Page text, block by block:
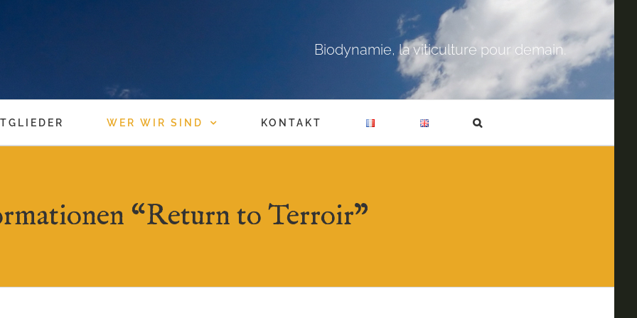
Biodynamie, la viticulture pour demain.
WER WIR SIND KONTAKT
“Return to Terroir”